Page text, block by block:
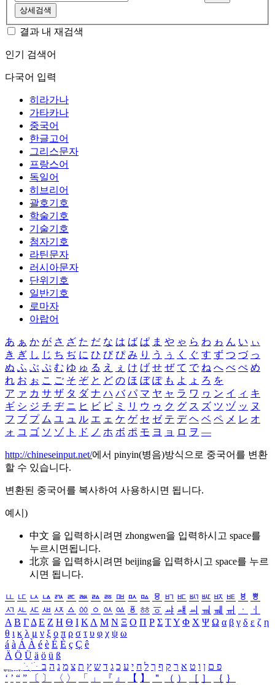
상세검색
결과 내 재검색
인기 검색어
다국어 입력
히라가나
가타카나
중국어
한글고어
그리스문자
프랑스어
독일어
히브리어
괄호기호
학술기호
기술기호
첨자기호
라틴문자
러시아문자
단위기호
일반기호
로마자
아랍어
あ ぁ か が さ ざ た だ な は ば ぱ ま や ゃ ら わ ゎ ん い ぃ
き ぎ し じ ち ぢ に ひ び ぴ み り う ぅ く ぐ す ず つ づ っ
ぬ ふ ぶ ぷ む ゆ ゅ る え ぇ け げ せ ぜ て で ね へ べ ぺ め
れ お ぉ こ ご そ ぞ と ど の ほ ぼ ぽ も よ ょ ろ を
ア ァ カ サ ザ タ ダ ナ ハ バ パ マ ヤ ャ ラ ワ ヮ ン イ ィ キ
ギ シ ジ チ ヂ ニ ヒ ビ ピ ミ リ ウ ゥ ク グ ス ズ ツ ヅ ッ ヌ
フ ブ プ ム ユ ュ ル エ ェ ケ ゲ セ ゼ テ デ ヘ ベ ペ メ レ オ
ォ コ ゴ ソ ゾ ト ド ノ ホ ボ ポ モ ヨ ョ ロ ヲ ―
http://chineseinput.net/에서 pinyin(병음)방식으로 중국어를 변환
할 수 있습니다.
변환된 중국어를 복사하여 사용하시면 됩니다.
예시)
中文 을 입력하시려면 zhongwen을 입력하시고 space를
누르시면됩니다.
北京 을 입력하시려면 beijing을 입력하시고 space를 누르
시면 됩니다.
ㅥ ㅦ ㅧ ㅨ ㅩ ㅪ ㅫ ㅬ ㅭ ㅮ ㅯ ㅰ ㅱ ㅲ ㅳ ㅴ ㅵ ㅶ ㅷ ㅸ
ㅹ
ㅺ ㅻ ㅼ ㅽ ㅾ ㅿ ㆀ ㆁ ㆂ ㆃ ㆄ ㆅ ㆆ ㆇ ㆈ ㆉ ㆊ ㆋ ㆌ ㆍ
ㆎ
Α Β ΓΔ Ε Ζ Η Θ Ι ΚΛ Μ Ν Ξ Ο Π Ρ Σ ΤΥ Φ Χ Ψ Ω α β γ δ ε ζ η
θ ι κ λ μ ν ξ ο π ρ σ τ υ φ χ ψ ω
á à Á À é è É È ç Ç ê
Ä Ö Ü ä ö ü ß
ִֶֹ ֻּ ׁׂ פ ם ן ו ט א ר ק ף ך ל ח י ע כ ג ד ש ץ ת צ מ נ ה ב
‘ ’ “ ” 〔 〕 〈 〉 「 」 『 』 【 】 ＂ （ ） ［ ］ ｛ ｝